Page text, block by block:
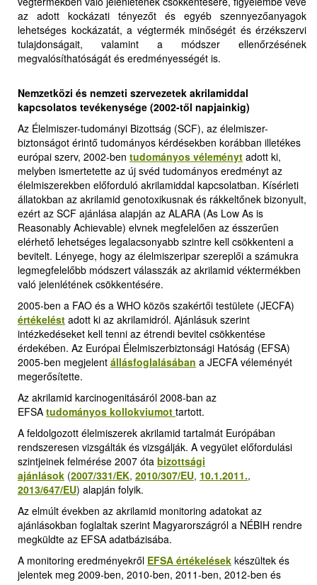
az adott kockázati tényezőt és egyéb szennyezőanyagok
lehetséges kockázatát, a végtermék minőségét és érzékszervi
tulajdonságait, valamint a módszer ellenőrzésének
megvalósíthatóságát és eredményességét is.
Nemzetközi és nemzeti szervezetek akrilamiddal
kapcsolatos tevékenysége (2002-től napjainkig)
Az Élelmiszer-tudományi Bizottság (SCF), az élelmiszer-
biztonságot érintő tudományos kérdésekben korábban illetékes
európai szerv, 2002-ben tudományos véleményt adott ki,
melyben ismertetette az új svéd tudományos eredményt az
élelmiszerekben előforduló akrilamiddal kapcsolatban. Kísérleti
állatokban az akrilamid genotoxikusnak és rákkeltőnek bizonyult,
ezért az SCF ajánlása alapján az ALARA (As Low As is
Reasonably Achievable) elvnek megfelelően az ésszerűen
elérhető lehetséges legalacsonyabb szintre kell csökkenteni a
bevitelt. Lényege, hogy az élelmiszeripar szereplői a számukra
legmegfelelőbb módszert válasszák az akrilamid véktermékben
való jelenlétének csökkentésére.
2005-ben a FAO és a WHO közös szakértői testülete (JECFA)
értékelést adott ki az akrilamidról. Ajánlásuk szerint
intézkedéseket kell tenni az étrendi bevitel csökkentése
érdekében. Az Európai Élelmiszerbiztonsági Hatóság (EFSA)
2005-ben megjelent állásfoglalásában a JECFA véleményét
megerősítette.
Az akrilamid karcinogenitásáról 2008-ban az
EFSA tudományos kollokviumot tartott.
A feldolgozott élelmiszerek akrilamid tartalmát Európában
rendszeresen vizsgálták és vizsgálják. A vegyület előfordulási
szintjeinek felmérése 2007 óta bizottsági
ajánlások (2007/331/EK, 2010/307/EU, 10.1.2011.,
2013/647/EU) alapján folyik.
Az elmúlt években az akrilamid monitoring adatokat az
ajánlásokban foglaltak szerint Magyarországról a NÉBIH rendre
megküldte az EFSA adatbázisába.
A monitoring eredményekről EFSA értékelések készültek és
jelentek meg 2009-ben, 2010-ben, 2011-ben, 2012-ben és